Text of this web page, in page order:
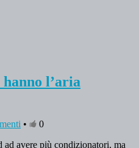
l’aria
•
0
avere più condizionatori, ma